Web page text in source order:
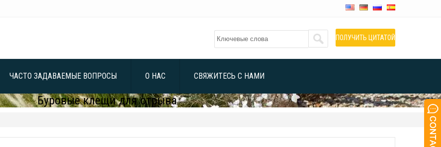
ПОЛУЧИТЬ ЦИТАТОЙ
ЧАСТО ЗАДАВАЕМЫЕ ВОПРОСЫ О НАС СВЯЖИТЕСЬ С НАМИ
Буровые клещи для отрыва